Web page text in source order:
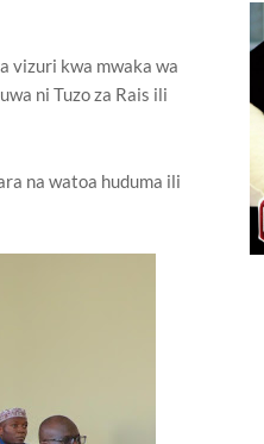
vizuri kwa mwaka wa
ni Tuzo za Rais ili
na watoa huduma ili